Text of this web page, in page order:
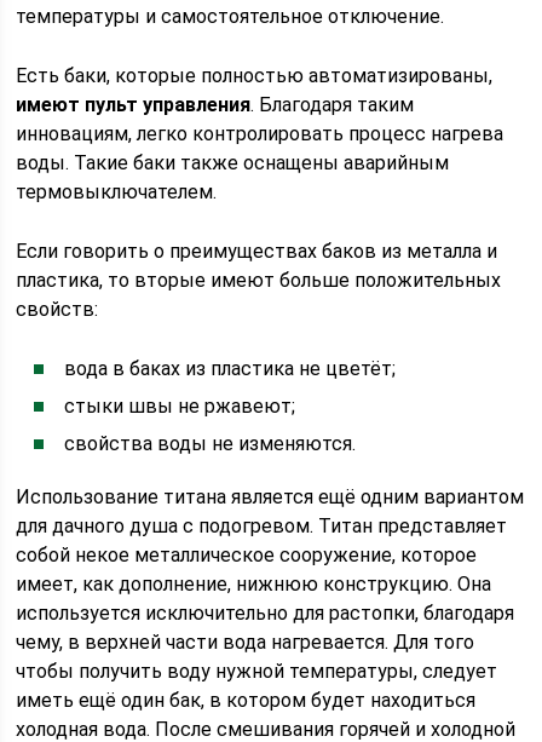
температуры и самостоятельное отключение.
Есть баки, которые полностью автоматизированы,
имеют пульт управления. Благодаря таким
инновациям, легко контролировать процесс нагрева
воды. Такие баки также оснащены аварийным
термовыключателем.
Если говорить о преимуществах баков из металла и
пластика, то вторые имеют больше положительных
свойств:
вода в баках из пластика не цветёт;
стыки швы не ржавеют;
свойства воды не изменяются.
Использование титана является ещё одним вариантом
для дачного душа с подогревом. Титан представляет
собой некое металлическое сооружение, которое
имеет, как дополнение, нижнюю конструкцию. Она
используется исключительно для растопки, благодаря
чему, в верхней части вода нагревается. Для того
чтобы получить воду нужной температуры, следует
иметь ещё один бак, в котором будет находиться
холодная вода. После смешивания горячей и холодной